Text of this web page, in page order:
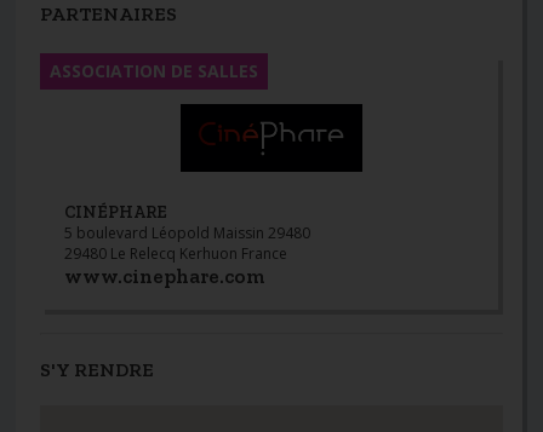
PARTENAIRES
CINÉPHARE
5 boulevard Léopold Maissin 29480
29480 Le Relecq Kerhuon France
www.cinephare.com
ASSOCIATION DE SALLES
S'Y RENDRE